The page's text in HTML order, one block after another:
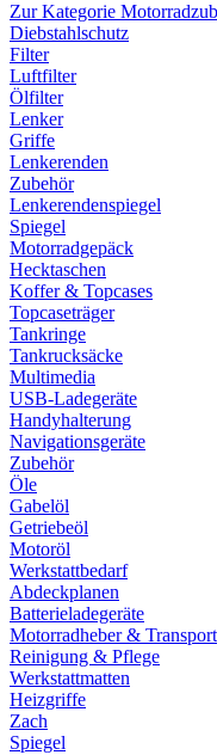
Zur Kategorie
Diebstahlschutz
Filter
Luftfilter
Ölfilter
Lenker
Griffe
Lenkerenden
Zubehör
Lenkerendenspiegel
Spiegel
Motorradgepäck
Hecktaschen
Koffer & Topcases
Topcaseträger
Tankringe
Tankrucksäcke
Multimedia
USB-Ladegeräte
Handyhalterung
Navigationsgeräte
Zubehör
Öle
Gabelöl
Getriebeöl
Motoröl
Werkstattbedarf
Abdeckplanen
Batterieladegeräte
Motorradheber & Transport
Reinigung & Pflege
Werkstattmatten
Heizgriffe
Zach
Spiegel